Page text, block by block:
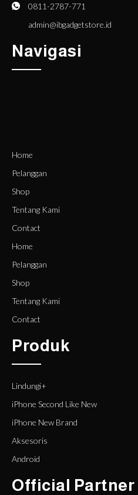
0811-2787-771
admin@ibgadgetstore.id
Navigasi
Home
Pelanggan
Shop
Tentang Kami
Contact
Home
Pelanggan
Shop
Tentang Kami
Contact
Produk
Lindungi+
iPhone Second Like New
iPhone New Brand
Aksesoris
Android
Official Partner